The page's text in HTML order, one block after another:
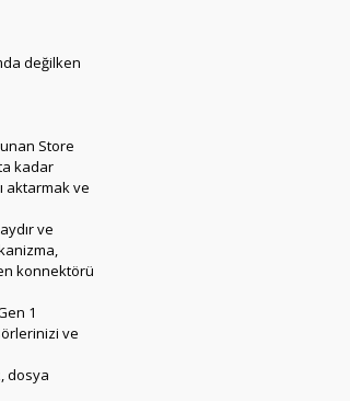
değilken
Store
kadar
aktarmak ve
ve
konnektörü
1
ve
dosya